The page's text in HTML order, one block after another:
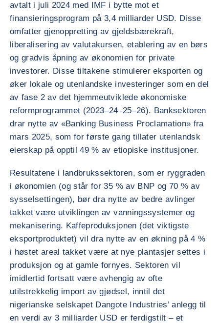
avtalt i juli 2024 med IMF i bytte mot et
finansieringsprogram på 3,4 milliarder USD. Disse
omfatter gjenoppretting av gjeldsbærekraft,
liberalisering av valutakursen, etablering av en børs
og gradvis åpning av økonomien for private
investorer. Disse tiltakene stimulerer eksporten og
øker lokale og utenlandske investeringer som en del
av fase 2 av det hjemmeutviklede økonomiske
reformprogrammet (2023–24–25–26). Banksektoren
drar nytte av «Banking Business Proclamation» fra
mars 2025, som for første gang tillater utenlandsk
eierskap på opptil 49 % av etiopiske institusjoner.
Resultatene i landbrukssektoren, som er ryggraden
i økonomien (og står for 35 % av BNP og 70 % av
sysselsettingen), bør dra nytte av bedre avlinger
takket være utviklingen av vanningssystemer og
mekanisering. Kaffeproduksjonen (det viktigste
eksportproduktet) vil dra nytte av en økning på 4 %
i høstet areal takket være at nye plantasjer settes i
produksjon og at gamle fornyes. Sektoren vil
imidlertid fortsatt være avhengig av ofte
utilstrekkelig import av gjødsel, inntil det
nigerianske selskapet Dangote Industries’ anlegg til
en verdi av 3 milliarder USD er ferdigstilt – et